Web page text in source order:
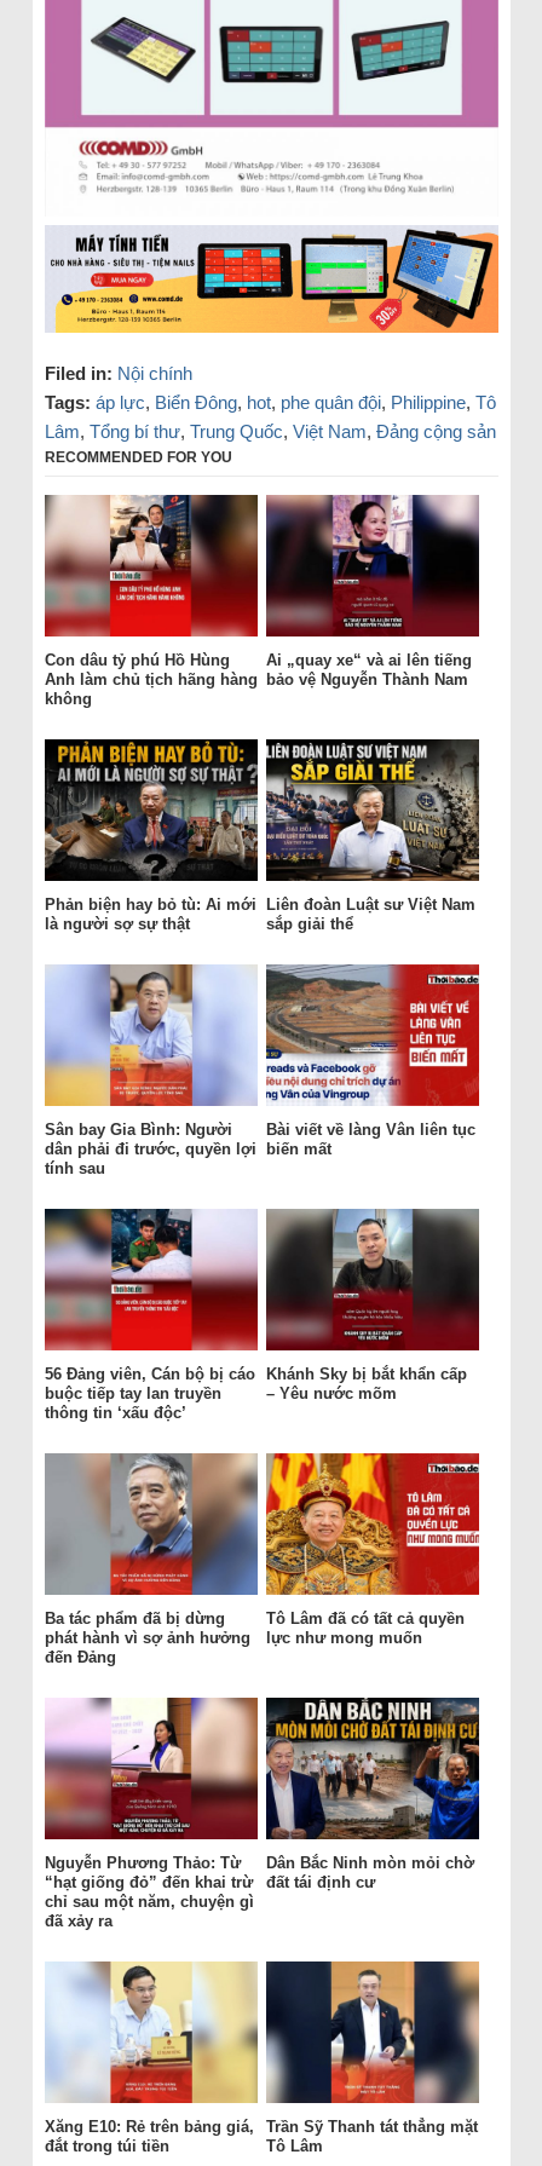
Filed in: Nội chính
Tags: áp lực, Biển Đông, hot, phe quân đội, Philippine, Tô
Lâm, Tổng bí thư, Trung Quốc, Việt Nam, Đảng cộng sản
RECOMMENDED FOR YOU
Con dâu tỷ phú Hồ Hùng
Anh làm chủ tịch hãng hàng
không
Ai „quay xe“ và ai lên tiếng
bảo vệ Nguyễn Thành Nam
Phản biện hay bỏ tù: Ai mới
là người sợ sự thật
Liên đoàn Luật sư Việt Nam
sắp giải thể
Sân bay Gia Bình: Người
dân phải đi trước, quyền lợi
tính sau
Bài viết về làng Vân liên tục
biến mất
56 Đảng viên, Cán bộ bị cáo
buộc tiếp tay lan truyền
thông tin ‘xấu độc’
Khánh Sky bị bắt khẩn cấp
– Yêu nước mõm
Ba tác phẩm đã bị dừng
phát hành vì sợ ảnh hưởng
đến Đảng
Tô Lâm đã có tất cả quyền
lực như mong muốn
Nguyễn Phương Thảo: Từ
“hạt giống đỏ” đến khai trừ
chỉ sau một năm, chuyện gì
đã xảy ra
Dân Bắc Ninh mòn mỏi chờ
đất tái định cư
Xăng E10: Rẻ trên bảng giá,
đắt trong túi tiền
Trần Sỹ Thanh tát thẳng mặt
Tô Lâm